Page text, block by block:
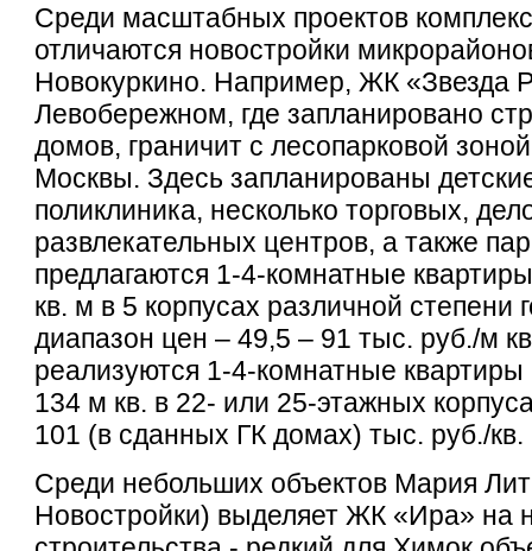
Среди масштабных проектов
отличаются новостройки
Новокуркино. Например, ЖК «Звезда
Левобережном, где запланировано
домов, граничит с лесопарковой
Москвы. Здесь запланированы
поликлиника, несколько торговых,
развлекательных центров, а также
предлагаются 1-4-комнатные
кв. м в 5 корпусах различной степени
диапазон цен – 49,5 – 91 тыс. руб./м
реализуются 1-4-комнатные
134 м кв. в 22- или 25-этажных
101 (в сданных ГК домах) тыс. руб./
Среди небольших объектов Мария
Новостройки) выделяет ЖК «Ира» на